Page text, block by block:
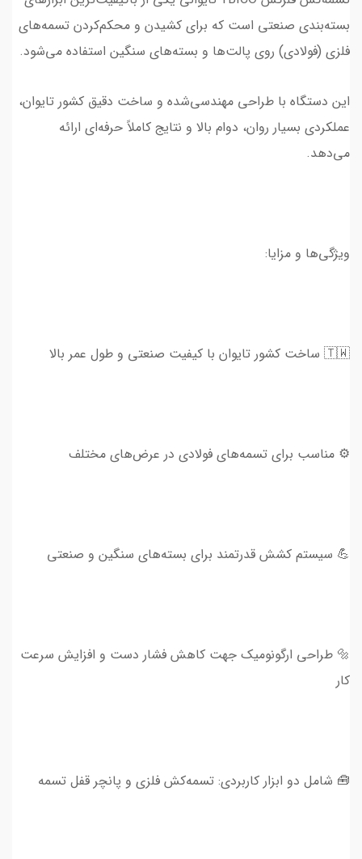
بسته‌بندی صنعتی است که برای کشیدن و محکم‌کردن تسمه‌های
فلزی (فولادی) روی پالت‌ها و بسته‌های سنگین استفاده می‌شود.
این دستگاه با طراحی مهندسی‌شده و ساخت دقیق کشور تایوان،
عملکردی بسیار روان، دوام بالا و نتایج کاملاً حرفه‌ای ارائه
می‌دهد.
ویژگی‌ها و مزایا:
🇹🇼 ساخت کشور تایوان با کیفیت صنعتی و طول عمر بالا
⚙️ مناسب برای تسمه‌های فولادی در عرض‌های مختلف
💪 سیستم کشش قدرتمند برای بسته‌های سنگین و صنعتی
🔩 طراحی ارگونومیک جهت کاهش فشار دست و افزایش سرعت
کار
🧰 شامل دو ابزار کاربردی: تسمه‌کش فلزی و پانچر قفل تسمه